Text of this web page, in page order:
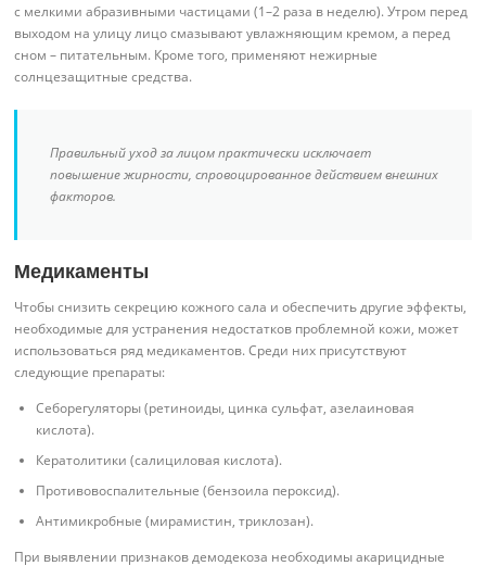
с мелкими абразивными частицами (1–2 раза в неделю). Утром перед
выходом на улицу лицо смазывают увлажняющим кремом, а перед
сном – питательным. Кроме того, применяют нежирные
солнцезащитные средства.
Правильный уход за лицом практически исключает
повышение жирности, спровоцированное действием внешних
факторов.
Медикаменты
Чтобы снизить секрецию кожного сала и обеспечить другие эффекты,
необходимые для устранения недостатков проблемной кожи, может
использоваться ряд медикаментов. Среди них присутствуют
следующие препараты:
Себорегуляторы (ретиноиды, цинка сульфат, азелаиновая
кислота).
Кератолитики (салициловая кислота).
Противовоспалительные (бензоила пероксид).
Антимикробные (мирамистин, триклозан).
При выявлении признаков демодекоза необходимы акарицидные